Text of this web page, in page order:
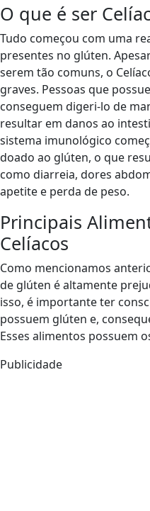
O que é ser
Tudo começou com uma
presentes no glúten.
serem tão comuns, o
graves. Pessoas que
conseguem digeri-lo de
resultar em danos ao
sistema imunológico
doado ao glúten, o que
como diarreia, dores
apetite e perda de peso.
Principais
Celíacos
Como mencionamos
de glúten é altamente
isso, é importante ter
possuem glúten e,
Esses alimentos possuem
Publicidade